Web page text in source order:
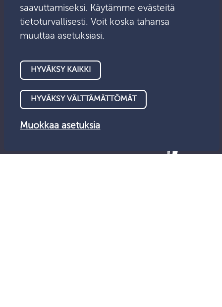
Sähköposti:
info@valvontalautakunta.fi
Asiointipalvelu
saavuttamiseksi. Käytämme evästeitä
tietoturvallisesti. Voit koska tahansa
muuttaa asetuksiasi.
HYVÄKSY VÄLTTÄMÄTTÖMÄT
HYVÄKSY KAIKKI
Muokkaa asetuksia